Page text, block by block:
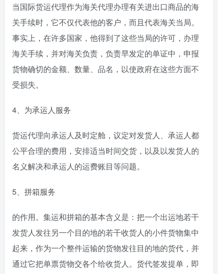
当国际货运代理作为海关代理办理有关进出口商品的海
关手续时，它不仅代表他的客户，而且代表海关当局。
事实上，在许多国家，他得到了这些当局的许可，办理
海关手续，并对海关负责，负责早发定的单证中，申报
货物确切的金额、数量、品名，以使政府在这些方面不
受损失。
4、为承运人服务
货运代理向承运人及时定舱，议定对发货人、承运人都
公平合理的费用，安排适当时间交货，以及以发货人的
名义解决和承运人的运费账目等问题。
5、拼箱服务
的作用。集运和拼箱的基本含义是：把一个出运地若干
发货人发往另一个目的地的若干收货人的小件货物集中
起来，作为一个整件运输的货物发往目的地的货代，并
通过它把单票货物交各个给收货人。货代签发提单，即